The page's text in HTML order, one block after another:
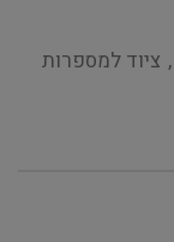
, ציוד למספרות